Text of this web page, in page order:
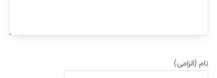
نام (الزامی)